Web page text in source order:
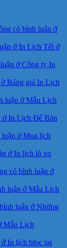
có bình luận ở
ở In Lịch Tết ở
ở Công ty In
ở Bảng giá In Lịch
luận ở Mẫu Lịch
ở In Lịch Để Bàn
ở Mua lịch
ở In lịch lò xo
có bình luận ở
luận ở Mẫu Lịch
luận ở Những
Mẫu Lịch
ở In lịch bloc tại